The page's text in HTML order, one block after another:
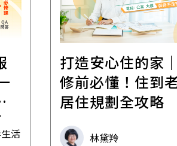
活
打造安心住的家
修前必懂！住到
居住規劃全攻略
林黛羚